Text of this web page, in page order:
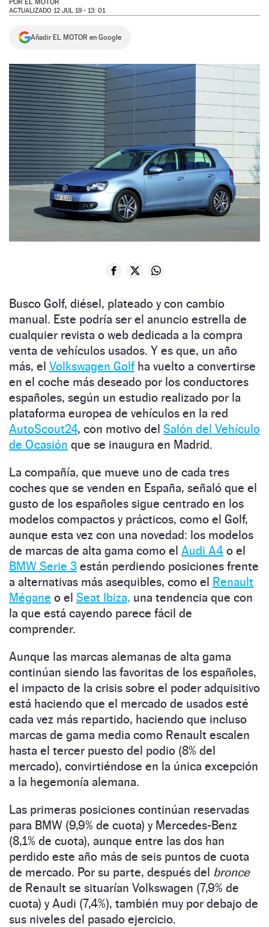
NEWSLETTER
POR EL MOTOR
ACTUALIZADO 12 JUL 19 - 13: 01
Añadir EL MOTOR en Google
Busco Golf, diésel, plateado y con cambio
manual. Este podría ser el anuncio estrella de
cualquier revista o web dedicada a la compra
venta de vehículos usados. Y es que, un año
más, el Volkswagen Golf ha vuelto a convertirse
en el coche más deseado por los conductores
españoles, según un estudio realizado por la
plataforma europea de vehículos en la red
AutoScout24, con motivo del Salón del Vehículo
de Ocasión que se inaugura en Madrid.
La compañía, que mueve uno de cada tres
coches que se venden en España, señaló que el
gusto de los españoles sigue centrado en los
modelos compactos y prácticos, como el Golf,
aunque esta vez con una novedad: los modelos
de marcas de alta gama como el Audi A4 o el
BMW Serie 3 están perdiendo posiciones frente
a alternativas más asequibles, como el Renault
Mégane o el Seat Ibiza, una tendencia que con
la que está cayendo parece fácil de
comprender.
Aunque las marcas alemanas de alta gama
continúan siendo las favoritas de los españoles,
el impacto de la crisis sobre el poder adquisitivo
está haciendo que el mercado de usados esté
cada vez más repartido, haciendo que incluso
marcas de gama media como Renault escalen
hasta el tercer puesto del podio (8% del
mercado), convirtiéndose en la única excepción
a la hegemonía alemana.
Las primeras posiciones continúan reservadas
para BMW (9,9% de cuota) y Mercedes-Benz
(8,1% de cuota), aunque entre las dos han
perdido este año más de seis puntos de cuota
de mercado. Por su parte, después del bronce
de Renault se situarían Volkswagen (7,9% de
cuota) y Audi (7,4%), también muy por debajo de
sus niveles del pasado ejercicio.